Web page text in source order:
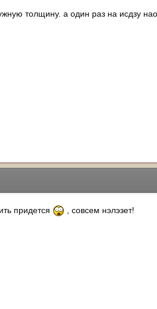
толщину. а один раз на исдзу
придется , совсем нэлэзет!